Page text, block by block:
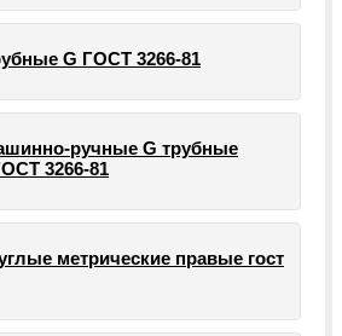
G ГОСТ 3266-81
ручные G трубные
3266-81
метрические правые гост